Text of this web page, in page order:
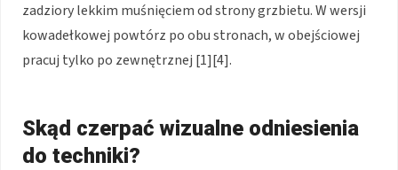
zadziory lekkim muśnięciem od strony grzbietu. W wersji
kowadełkowej powtórz po obu stronach, w obejściowej
pracuj tylko po zewnętrznej [1][4].
Skąd czerpać wizualne odniesienia
do techniki?